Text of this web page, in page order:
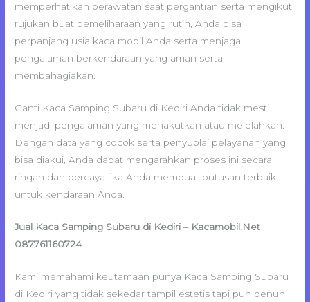
memperhatikan perawatan saat pergantian serta mengikuti
rujukan buat pemeliharaan yang rutin, Anda bisa
perpanjang usia kaca mobil Anda serta menjaga
pengalaman berkendaraan yang aman serta
membahagiakan.
Ganti Kaca Samping Subaru di Kediri Anda tidak mesti
menjadi pengalaman yang menakutkan atau melelahkan.
Dengan data yang cocok serta penyuplai pelayanan yang
bisa diakui, Anda dapat mengarahkan proses ini secara
ringan dan percaya jika Anda membuat putusan terbaik
untuk kendaraan Anda.
Jual Kaca Samping Subaru di Kediri – Kacamobil.Net
087761160724
Kami memahami keutamaan punya Kaca Samping Subaru
di Kediri yang tidak sekedar tampil estetis tapi pun penuhi